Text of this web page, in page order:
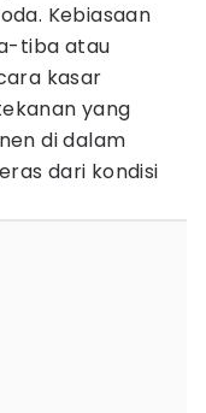
Kebiasaan
tiba atau
kasar
yang
di dalam
dari kondisi